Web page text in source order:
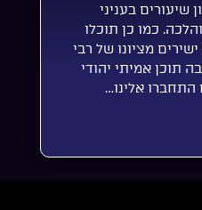
שיעורים בעניני
כמו כן תוכלו
מציונו של רבי
תוכן אמיתי יהודי
התחברו אלינו…